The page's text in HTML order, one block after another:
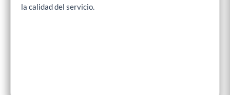
la calidad del servicio.